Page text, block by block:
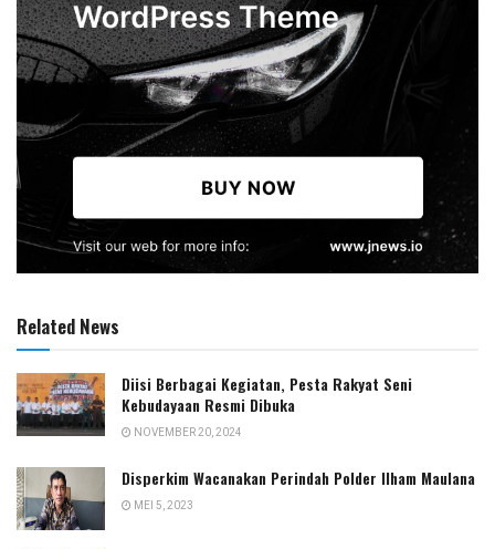
Related News
Diisi Berbagai Kegiatan, Pesta Rakyat Seni
Kebudayaan Resmi Dibuka
NOVEMBER 20, 2024
Disperkim Wacanakan Perindah Polder Ilham Maulana
MEI 5, 2023